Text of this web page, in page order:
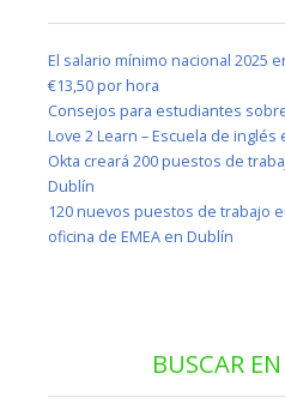
El salario mínimo nacional 2025
€13,50 por hora
Consejos para estudiantes
Love 2 Learn – Escuela de
Okta creará 200 puestos de
Dublín
120 nuevos puestos de trabajo
oficina de EMEA en Dublín
BUSCAR